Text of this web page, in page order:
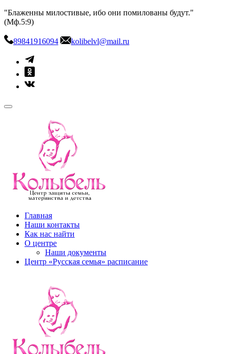
Skip
to
"Блаженны милостивые, ибо они помилованы будут."
(Мф.5:9)
89841916094 kolibelvl@mail.ru
kolibel-vl.ru
Центр защиты семьи, материнства и детства
Главная
Наши контакты
Как нас найти
О центре
Наши документы
Центр «Русская семья» расписание